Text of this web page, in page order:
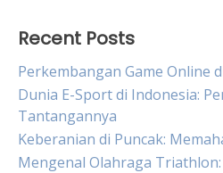
Recent Posts
Perkembangan Game Online
Dunia E-Sport di Indonesia:
Tantangannya
Keberanian di Puncak:
Mengenal Olahraga